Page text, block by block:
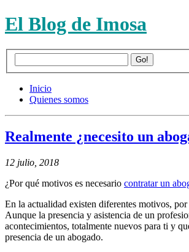
El Blog de Imosa
Inicio
Quienes somos
Realmente ¿necesito un
12 julio, 2018
¿Por qué motivos es necesario contratar un
En la actualidad existen diferentes motivos,
Aunque la presencia y asistencia de un
acontecimientos, totalmente nuevos para ti y
presencia de un abogado.